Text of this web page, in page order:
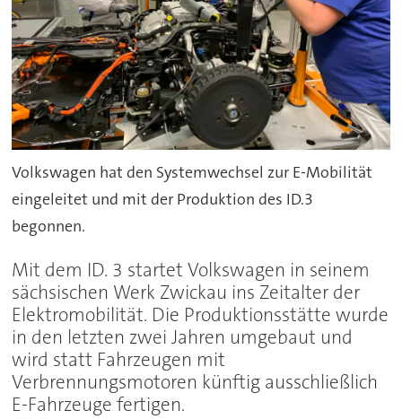
Volkswagen hat den Systemwechsel zur E-Mobilität
eingeleitet und mit der Produktion des ID.3
begonnen.
Mit dem ID. 3 startet Volkswagen in seinem
sächsischen Werk Zwickau ins Zeitalter der
Elektromobilität. Die Produktionsstätte wurde
in den letzten zwei Jahren umgebaut und
wird statt Fahrzeugen mit
Verbrennungsmotoren künftig ausschließlich
E-Fahrzeuge fertigen.